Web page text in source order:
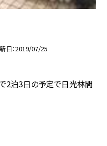
日 2019/07/25
2泊3日の予定で日光林間